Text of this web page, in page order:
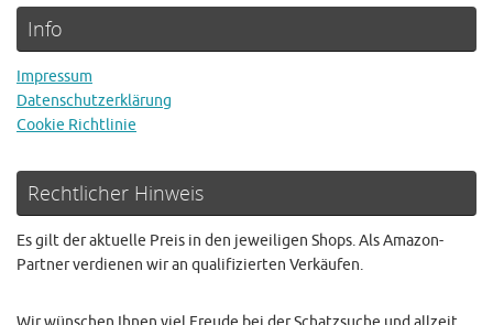
Info
Impressum
Datenschutzerklärung
Cookie Richtlinie
Rechtlicher Hinweis
Es gilt der aktuelle Preis in den jeweiligen Shops. Als Amazon-
Partner verdienen wir an qualifizierten Verkäufen.